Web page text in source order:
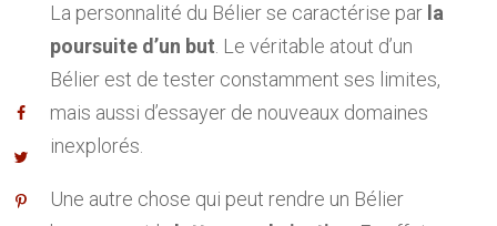
La personnalité du Bélier se caractérise par la
poursuite d’un but. Le véritable atout d’un
Bélier est de tester constamment ses limites,
mais aussi d’essayer de nouveaux domaines
inexplorés.
Une autre chose qui peut rendre un Bélier